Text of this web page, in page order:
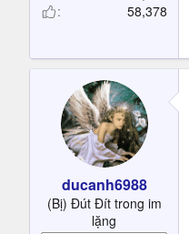
58,378
ducanh6988
(Bị) Đút Đít trong im
lặng